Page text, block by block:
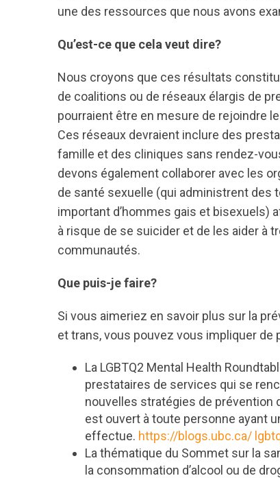
une des ressources que nous avons
Qu’est-ce que cela veut dire?
Nous croyons que ces résultats
de coalitions ou de réseaux élargis de
pourraient être en mesure de rejoindre
Ces réseaux devraient inclure des
famille et des cliniques sans rendez-
devons également collaborer avec les
de santé sexuelle (qui administrent des
important d’hommes gais et bisexuels)
à risque de se suicider et de les aider à
communautés.
Que puis-je faire?
Si vous aimeriez en savoir plus sur la
et trans, vous pouvez vous impliquer de
La LGBTQ2 Mental Health
prestataires de services qui se
nouvelles stratégies de prévention
est ouvert à toute personne ayant
effectue. https://blogs.ubc.ca/
La thématique du Sommet sur la
la consommation d’alcool ou de